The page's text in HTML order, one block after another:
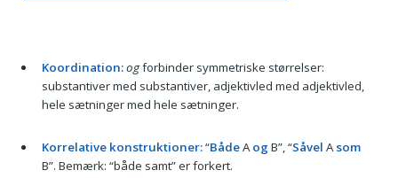
Koordination:ogforbinder symmetriske størrelser:
substantiver med substantiver, adjektivled med adjektivled,
hele sætninger med hele sætninger.
Korrelative konstruktioner:“BådeAog B”, “Såvel Asom
B”. Bemærk: “både samt” er forkert.